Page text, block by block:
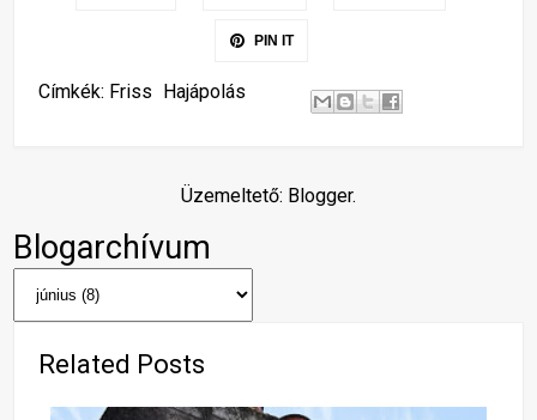
PIN IT
Címkék: Friss Hajápolás
Üzemeltető: Blogger.
Blogarchívum
Related Posts